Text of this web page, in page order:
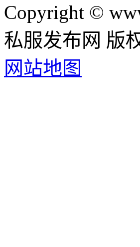
Copyright ©
私服发布网 版
网站地图